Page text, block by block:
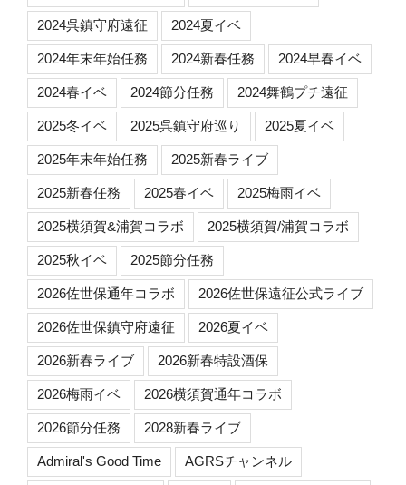
2024呉鎮守府遠征 2024夏イベ
2024年末年始任務 2024新春任務 2024早春イベ
2024春イベ 2024節分任務 2024舞鶴プチ遠征
2025冬イベ 2025呉鎮守府巡り 2025夏イベ
2025年末年始任務 2025新春ライブ
2025新春任務 2025春イベ 2025梅雨イベ
2025横須賀&浦賀コラボ 2025横須賀/浦賀コラボ
2025秋イベ 2025節分任務
2026佐世保通年コラボ 2026佐世保遠征公式ライブ
2026佐世保鎮守府遠征 2026夏イベ
2026新春ライブ 2026新春特設酒保
2026梅雨イベ 2026横須賀通年コラボ
2026節分任務 2028新春ライブ
Admiral's Good Time AGRSチャンネル